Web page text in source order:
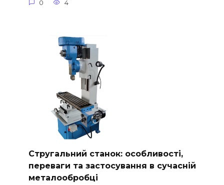
0 4
Стругальний станок: особливості,
переваги та застосування в сучасній
металообробці